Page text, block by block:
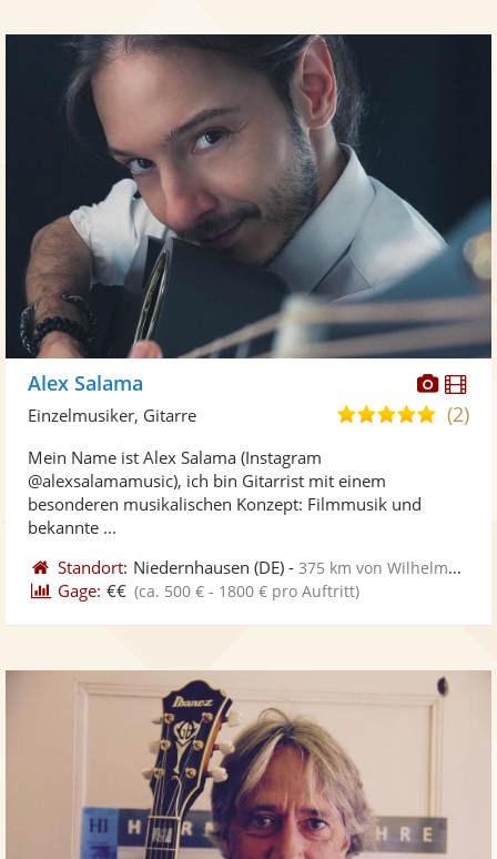
Alex Salama
5,0(2)
Einzelmusiker, Gitarre
Mein Name ist Alex Salama (Instagram
@alexsalamamusic), ich bin Gitarrist mit einem
besonderen musikalischen Konzept: Filmmusik und
bekannte ...
Standort: Niedernhausen (DE) -375 km von Wilhelmshaven
Gage: €€ (ca. 500 € - 1800 € pro Auftritt)